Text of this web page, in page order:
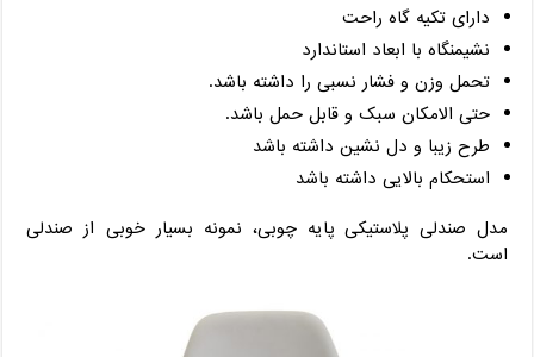
دارای تکیه گاه راحت
نشیمنگاه با ابعاد استاندارد
تحمل وزن و فشار نسبی را داشته باشد.
حتی الامکان سبک و قابل حمل باشد.
طرح زیبا و دل نشین داشته باشد
استحکام بالایی داشته باشد
مدل صندلی پلاستیکی پایه چوبی، نمونه بسیار خوبی از صندلی
است.